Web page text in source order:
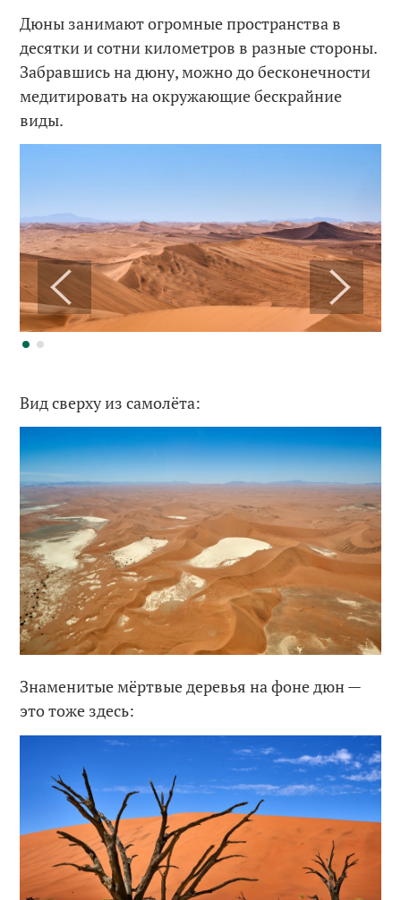
Дюны занимают огромные пространства в
десятки и сотни километров в разные стороны.
Забравшись на дюну, можно до бесконечности
медитировать на окружающие бескрайние
виды.
Вид сверху из самолёта:
Знаменитые мёртвые деревья на фоне дюн —
это тоже здесь: